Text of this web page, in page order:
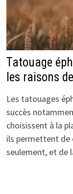
Tatouage
les raisons
Les tatouages
succès
choisissent à la
ils permettent de
seulement, et de